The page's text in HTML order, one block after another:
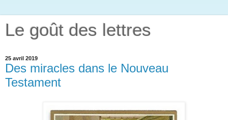
Le goût des lettres
25 avril 2019
Des miracles dans le Nouveau
Testament